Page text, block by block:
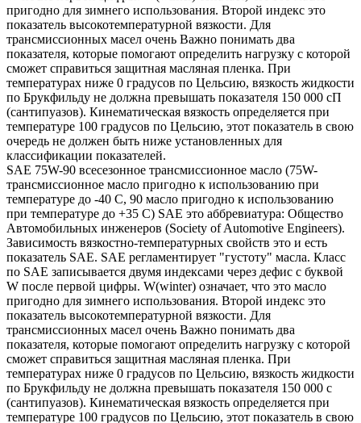
пригодно для зимнего использования. Второй индекс это
показатель высокотемпературной вязкости. Для
трансмиссионных масел очень Важно понимать два
показателя, которые помогают определить нагрузку с которой
сможет справиться защитная масляная пленка. При
температурах ниже 0 градусов по Цельсию, вязкость жидкости
по Брукфильду не должна превышать показателя 150 000 сП
(сантипуазов). Кинематическая вязкость определяется при
температуре 100 градусов по Цельсию, этот показатель в свою
очередь не должен быть ниже установленных для
классификации показателей.
SAE 75W-90 всесезонное трансмиссионное масло (75W-
трансмиссионное масло пригодно к использованию при
температуре до -40 С, 90 масло пригодно к использованию
при температуре до +35 С) SAE это аббревиатура: Общество
Автомобильных инженеров (Society of Automotive Engineers).
Зависимость вязкостно-температурных свойств это и есть
показатель SAE. SAE регламентирует "густоту" масла. Класс
по SAE записывается двумя индексами через дефис с буквой
W после первой цифры. W(winter) означает, что это масло
пригодно для зимнего использования. Второй индекс это
показатель высокотемпературной вязкости. Для
трансмиссионных масел очень Важно понимать два
показателя, которые помогают определить нагрузку с которой
сможет справиться защитная масляная пленка. При
температурах ниже 0 градусов по Цельсию, вязкость жидкости
по Брукфильду не должна превышать показателя 150 000 с
(сантипуазов). Кинематическая вязкость определяется при
температуре 100 градусов по Цельсию, этот показатель в свою